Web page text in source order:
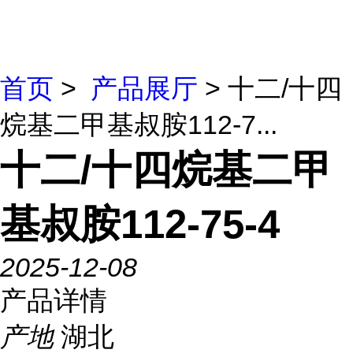
首页 > 产品展厅 > 十二/十四
烷基二甲基叔胺112-7...
十二/十四烷基二甲
基叔胺112-75-4
2025-12-08
产品详情
产地 湖北